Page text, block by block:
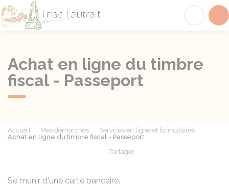
Achat en ligne du timbre
fiscal - Passeport
Accueil Mes démarches
Services en ligne et formulaires
Achat en ligne du timbre fiscal - Passeport
Partager
Se munir d'une carte bancaire.